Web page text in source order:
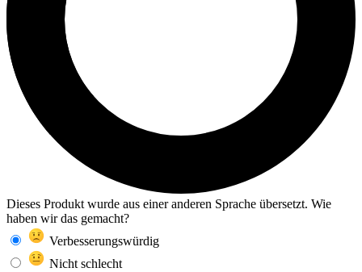
Dieses Produkt wurde aus einer anderen Sprache übersetzt. Wie
haben wir das gemacht?
Verbesserungswürdig
Nicht schlecht